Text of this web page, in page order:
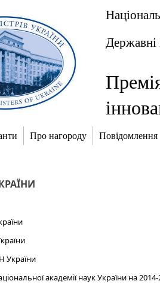
Державні
Про нагороду Повідомлення
України
академії наук України на